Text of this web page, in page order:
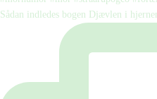
Sådan indledes bogen Djævlen i